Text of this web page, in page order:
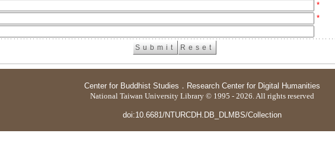
*
*
Center for Buddhist Studies ． Research Center for Digital Humanities
National Taiwan University Library © 1995 - 2026. All rights reserved
doi:10.6681/NTURCDH.DB_DLMBS/Collection